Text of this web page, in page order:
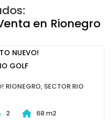
en Rionegro
RIONEGRO, SECTOR RIO
2 68 m2